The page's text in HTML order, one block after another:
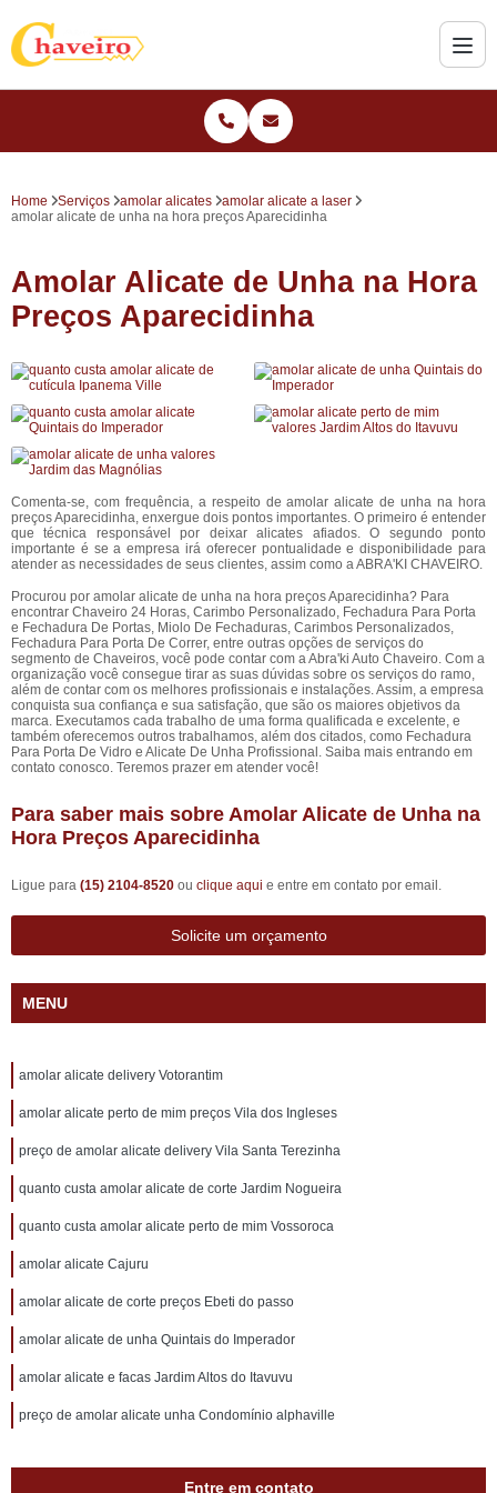
Home Serviços amolar alicates
amolar alicate a laser
amolar alicate de unha na hora preços Aparecidinha
Amolar Alicate de Unha na Hora
Preços Aparecidinha
Comenta-se, com frequência, a respeito de amolar alicate de unha na hora
preços Aparecidinha, enxergue dois pontos importantes. O primeiro é entender
que técnica responsável por deixar alicates afiados. O segundo ponto
importante é se a empresa irá oferecer pontualidade e disponibilidade para
atender as necessidades de seus clientes, assim como a ABRA'KI CHAVEIRO.
Procurou por amolar alicate de unha na hora preços Aparecidinha? Para
encontrar Chaveiro 24 Horas, Carimbo Personalizado, Fechadura Para Porta
e Fechadura De Portas, Miolo De Fechaduras, Carimbos Personalizados,
Fechadura Para Porta De Correr, entre outras opções de serviços do
segmento de Chaveiros, você pode contar com a Abra'ki Auto Chaveiro. Com a
organização você consegue tirar as suas dúvidas sobre os serviços do ramo,
além de contar com os melhores profissionais e instalações. Assim, a empresa
conquista sua confiança e sua satisfação, que são os maiores objetivos da
marca. Executamos cada trabalho de uma forma qualificada e excelente, e
também oferecemos outros trabalhamos, além dos citados, como Fechadura
Para Porta De Vidro e Alicate De Unha Profissional. Saiba mais entrando em
contato conosco. Teremos prazer em atender você!
Para saber mais sobre Amolar Alicate de Unha na
Hora Preços Aparecidinha
Ligue para (15) 2104-8520 ou clique aqui e entre em contato por email.
Solicite um orçamento
MENU
amolar alicate delivery Votorantim
amolar alicate perto de mim preços Vila dos Ingleses
preço de amolar alicate delivery Vila Santa Terezinha
quanto custa amolar alicate de corte Jardim Nogueira
quanto custa amolar alicate perto de mim Vossoroca
amolar alicate Cajuru
amolar alicate de corte preços Ebeti do passo
amolar alicate de unha Quintais do Imperador
amolar alicate e facas Jardim Altos do Itavuvu
preço de amolar alicate unha Condomínio alphaville
Entre em contato